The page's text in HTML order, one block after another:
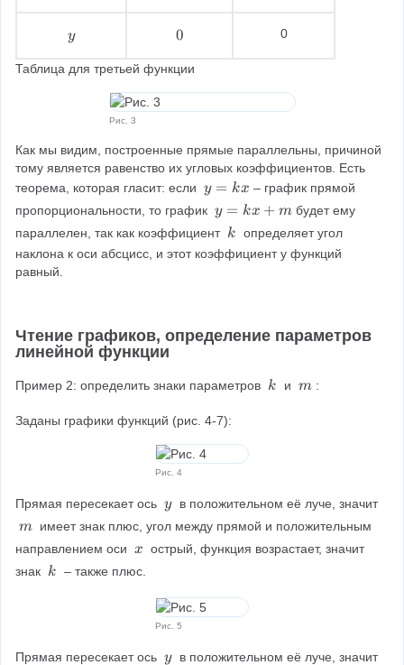
\
y
\
y
0
\
0 0
Таблица для третьей функции
Рис. 3
Как мы видим, построенные прямые параллельны, причиной
тому является равенство их угловых коэффициентов. Есть
теорема, которая гласит: если y
=
x
y = kx – график прямой
пропорциональности, то график y
=
k
x
y = kx + m будет ему
параллелен, так как коэффициент k
\
k определяет угол
наклона к оси абсцисс, и этот коэффициент у функций
равный.
Чтение графиков, определение параметров
линейной функции
Пример 2: определить знаки параметров k
k и m
m :
Заданы графики функций (рис. 4-7):
Рис. 4
Прямая пересекает ось y
\
y в положительном её луче, значит
m
\
m имеет знак плюс, угол между прямой и положительным
направлением оси x
\
x острый, функция возрастает, значит
знак k
k – также плюс.
Рис. 5
Прямая пересекает ось y
y в положительном её луче, значит